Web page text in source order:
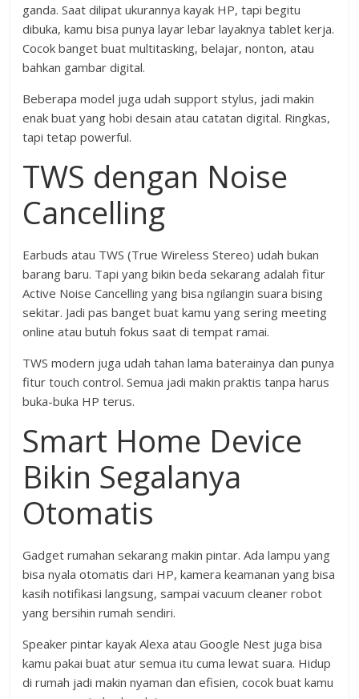
ganda. Saat dilipat ukurannya kayak HP, tapi begitu
dibuka, kamu bisa punya layar lebar layaknya tablet kerja.
Cocok banget buat multitasking, belajar, nonton, atau
bahkan gambar digital.
Beberapa model juga udah support stylus, jadi makin
enak buat yang hobi desain atau catatan digital. Ringkas,
tapi tetap powerful.
TWS dengan Noise
Cancelling
Earbuds atau TWS (True Wireless Stereo) udah bukan
barang baru. Tapi yang bikin beda sekarang adalah fitur
Active Noise Cancelling yang bisa ngilangin suara bising
sekitar. Jadi pas banget buat kamu yang sering meeting
online atau butuh fokus saat di tempat ramai.
TWS modern juga udah tahan lama baterainya dan punya
fitur touch control. Semua jadi makin praktis tanpa harus
buka-buka HP terus.
Smart Home Device
Bikin Segalanya
Otomatis
Gadget rumahan sekarang makin pintar. Ada lampu yang
bisa nyala otomatis dari HP, kamera keamanan yang bisa
kasih notifikasi langsung, sampai vacuum cleaner robot
yang bersihin rumah sendiri.
Speaker pintar kayak Alexa atau Google Nest juga bisa
kamu pakai buat atur semua itu cuma lewat suara. Hidup
di rumah jadi makin nyaman dan efisien, cocok buat kamu